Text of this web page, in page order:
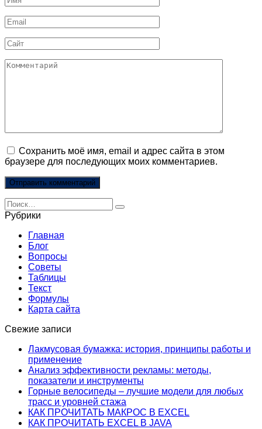
*
Email
*
Сайт
Комментарий
Сохранить моё имя, email и адрес сайта в этом
браузере для последующих моих комментариев.
Search
for:
Рубрики
Главная
Блог
Вопросы
Советы
Таблицы
Текст
Формулы
Карта сайта
Свежие записи
Лакмусовая бумажка: история, принципы работы и
применение
Анализ эффективности рекламы: методы,
показатели и инструменты
Горные велосипеды – лучшие модели для любых
трасс и уровней стажа
КАК ПРОЧИТАТЬ МАКРОС В EXCEL
КАК ПРОЧИТАТЬ EXCEL В JAVA